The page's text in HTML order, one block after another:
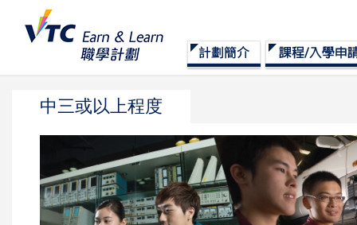
中三或以上程度